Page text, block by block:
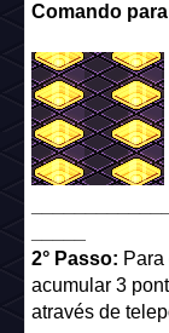
Comando
2° Passo:
acumular 3
através de